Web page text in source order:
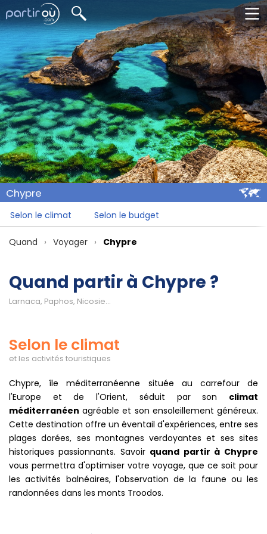
Chypre
Selon le climat Selon le budget
Quand Voyager Chypre
Quand partir à Chypre ?
Larnaca, Paphos, Nicosie...
Selon le climat
et les activités touristiques
Chypre, île méditerranéenne située au carrefour de
l'Europe et de l'Orient, séduit par son climat
méditerranéen agréable et son ensoleillement généreux.
Cette destination offre un éventail d'expériences, entre ses
plages dorées, ses montagnes verdoyantes et ses sites
historiques passionnants. Savoir quand partir à Chypre
vous permettra d'optimiser votre voyage, que ce soit pour
les activités balnéaires, l'observation de la faune ou les
randonnées dans les monts Troodos.